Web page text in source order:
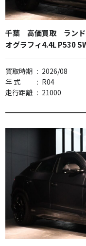
千葉 高価買取 ランド
オグラフィ4.4L P530
買取時期 : 2026/08
年 式
: R04
走行距離 : 21000